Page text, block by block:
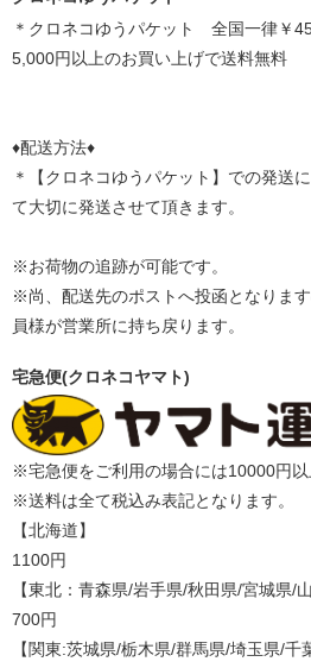
＊クロネコゆうパケット 全国一律￥
5,000円以上のお買い上げで送料無料
♦配送方法♦
＊【クロネコゆうパケット】での発送
て大切に発送させて頂きます。
※お荷物の追跡が可能です。
※尚、配送先のポストへ投函となりま
員様が営業所に持ち戻ります。
宅急便(クロネコヤマト)
※宅急便をご利用の場合には10000円
※送料は全て税込み表記となります。
【北海道】
1100円
【東北：青森県/岩手県/秋田県/宮城県/
700円
【関東:茨城県/栃木県/群馬県/埼玉県/千